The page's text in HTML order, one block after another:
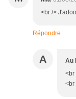
<br />
Répondre
A Au
<br
<br